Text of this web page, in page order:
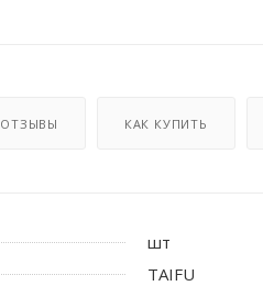
ОТЗЫВЫ КАК КУПИТЬ
шт
TAIFU